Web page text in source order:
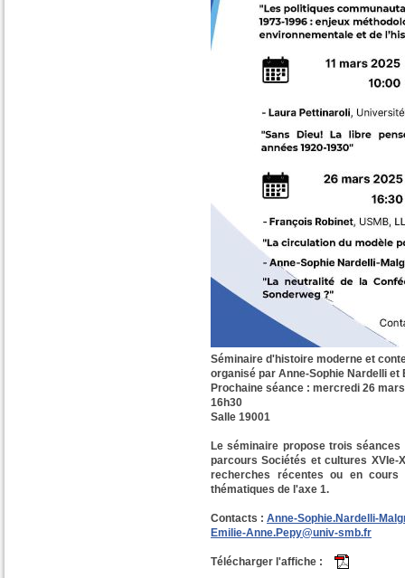
Séminaire d'histoire moderne et
organisé par Anne-Sophie Nardelli et
Prochaine séance : mercredi 26
16h30
Salle 19001
Le séminaire propose trois
parcours Sociétés et cultures XVIe-
recherches récentes ou en
thématiques de l'axe 1.
Contacts : Anne-Sophie.Nardelli-
Emilie-Anne.Pepy@univ-smb.fr
Télécharger l'affiche :